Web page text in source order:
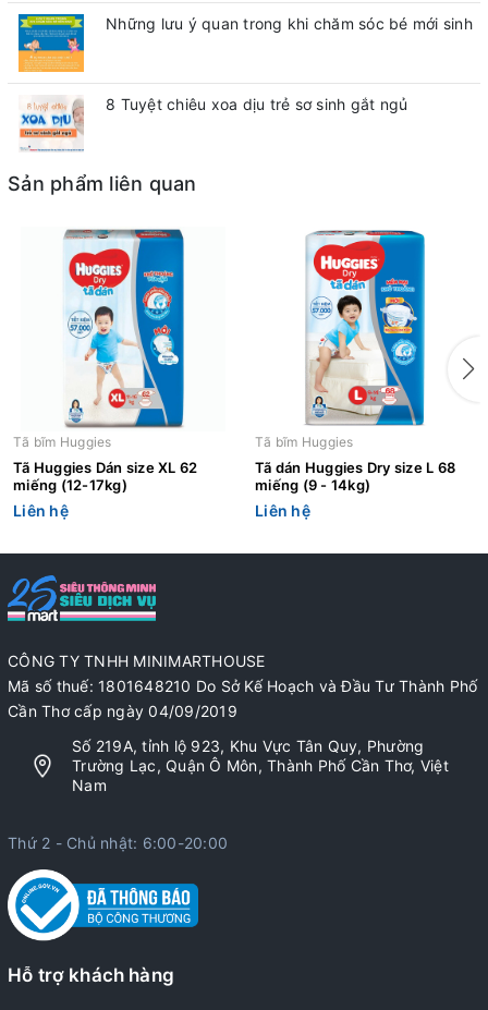
Những lưu ý quan trong khi chăm sóc bé mới sinh
8 Tuyệt chiêu xoa dịu trẻ sơ sinh gắt ngủ
Sản phẩm liên quan
Tã bĩm Huggies
Tã Huggies Dán size XL 62
miếng (12-17kg)
Liên hệ
Tã bĩm Huggies
Tã dán Huggies Dry size L 68
miếng (9 - 14kg)
Liên hệ
CÔNG TY TNHH MINIMARTHOUSE
Mã số thuế: 1801648210 Do Sở Kế Hoạch và Đầu Tư Thành Phố
Cần Thơ cấp ngày 04/09/2019
Số 219A, tỉnh lộ 923, Khu Vực Tân Quy, Phường
Trường Lạc, Quận Ô Môn, Thành Phố Cần Thơ, Việt
Nam
Thứ 2 - Chủ nhật: 6:00-20:00
Hỗ trợ khách hàng